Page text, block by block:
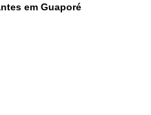
em Guaporé